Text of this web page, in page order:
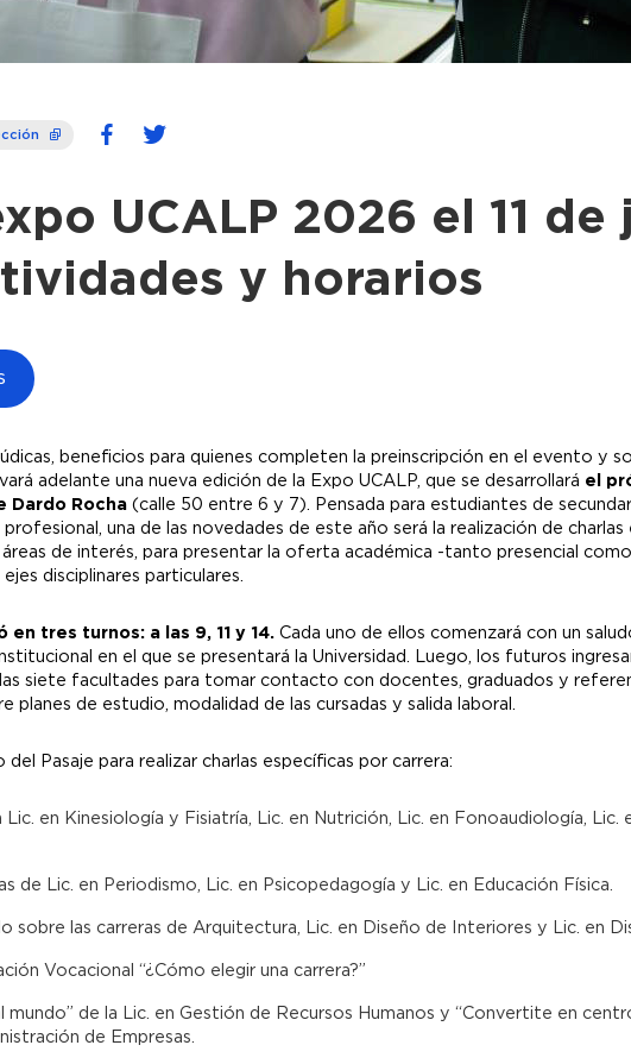
UCALP 2026 el 11 de
y horarios
beneficios para quienes completen la preinscripción en el evento y
adelante una nueva edición de la Expo UCALP, que se desarrollará el
Dardo Rocha (calle 50 entre 6 y 7). Pensada para estudiantes de
una de las novedades de este año será la realización de charlas
de interés, para presentar la oferta académica -tanto presencial
disciplinares particulares.
en tres turnos: a las 9, 11 y 14. Cada uno de ellos comenzará con un
en el que se presentará la Universidad. Luego, los futuros
siete facultades para tomar contacto con docentes, graduados y
planes de estudio, modalidad de las cursadas y salida laboral.
del Pasaje para realizar charlas específicas por carrera:
Lic. en Kinesiología y Fisiatría, Lic. en Nutrición, Lic. en Fonoaudiología, Lic.
de Lic. en Periodismo, Lic. en Psicopedagogía y Lic. en Educación Física.
sobre las carreras de Arquitectura, Lic. en Diseño de Interiores y Lic. en
Vocacional “¿Cómo elegir una carrera?”
al mundo” de la Lic. en Gestión de Recursos Humanos y “Convertite en
de Empresas.